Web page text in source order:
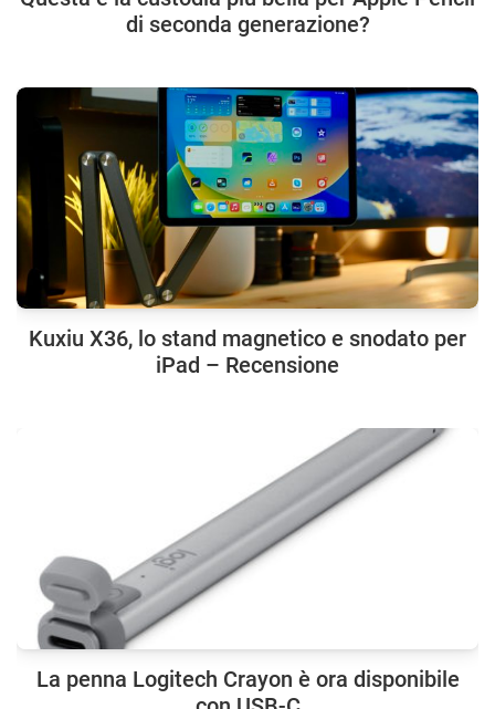
di seconda generazione?
Kuxiu X36, lo stand magnetico e snodato per
iPad – Recensione
La penna Logitech Crayon è ora disponibile